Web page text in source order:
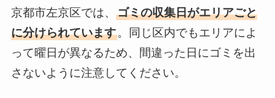
京都市左京区では、 ゴミの収集日がエリアごと
に分けられています。同じ区内でもエリアによ
って曜日が異なるため、間違った日にゴミを出
さないように注意してください。